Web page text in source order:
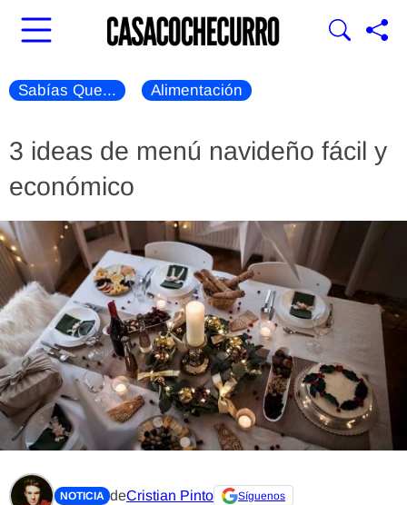
Sabías Que... Alimentación
3 ideas de menú navideño fácil y
económico
NOTICIA deCristian Pinto Síguenos